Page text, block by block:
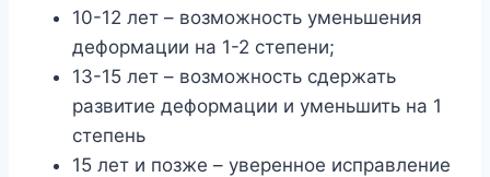
10-12 лет – возможность уменьшения
деформации на 1-2 степени;
13-15 лет – возможность сдержать
развитие деформации и уменьшить на 1
степень
15 лет и позже – уверенное исправление